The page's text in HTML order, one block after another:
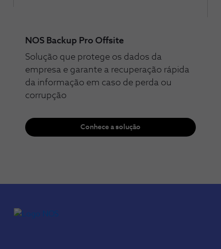
NOS Backup Pro Offsite
Solução que protege os dados da
empresa e garante a​ recuperação rápida
da informação em caso ​de perda ou
corrupção
Conhece a solução